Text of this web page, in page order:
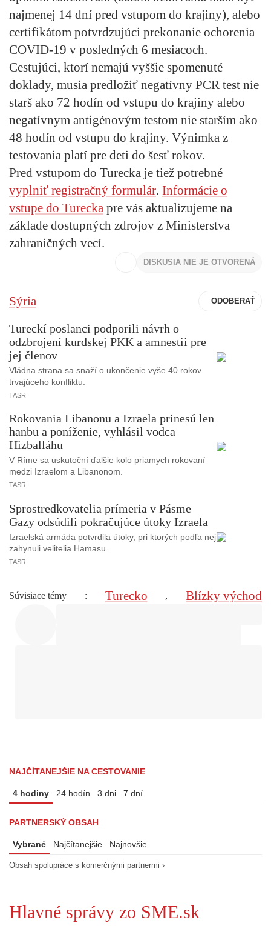
najmenej 14 dní pred vstupom do krajiny), alebo
certifikátom potvrdzujúci prekonanie ochorenia
COVID-19 v posledných 6 mesiacoch.
Cestujúci, ktorí nemajú vyššie spomenuté
doklady, musia predložiť negatívny PCR test nie
starš ako 72 hodín od vstupu do krajiny alebo
negatívnym antigénovým testom nie starším ako
48 hodín od vstupu do krajiny. Výnimka z
testovania platí pre deti do šesť rokov.
Pred vstupom do Turecka je tiež potrebné
vyplniť registračný formulár. Informácie o
vstupe do Turecka pre vás aktualizujeme na
základe dostupných zdrojov z Ministerstva
zahraničných vecí.
DISKUSIA NIE JE OTVORENÁ
Sýria
Tureckí poslanci podporili návrh o
odzbrojení kurdskej PKK a amnestii pre
jej členov
Vládna strana sa snaží o ukončenie vyše 40 rokov
trvajúceho konfliktu.
TASR
Rokovania Libanonu a Izraela prinesú len
hanbu a poníženie, vyhlásil vodca
Hizballáhu
V Ríme sa uskutoční ďalšie kolo priamych rokovaní
medzi Izraelom a Libanonom.
TASR
Sprostredkovatelia prímeria v Pásme
Gazy odsúdili pokračujúce útoky Izraela
Izraelská armáda potvrdila útoky, pri ktorých podľa nej
zahynuli velitelia Hamasu.
TASR
Súvisiace témy : Turecko , Blízky východ
NAJČÍTANEJŠIE NA CESTOVANIE
4 hodiny 24 hodín 3 dni 7 dní
PARTNERSKÝ OBSAH
Vybrané Najčítanejšie Najnovšie
Obsah spolupráce s komerčnými partnermi ›
Hlavné správy zo SME.sk